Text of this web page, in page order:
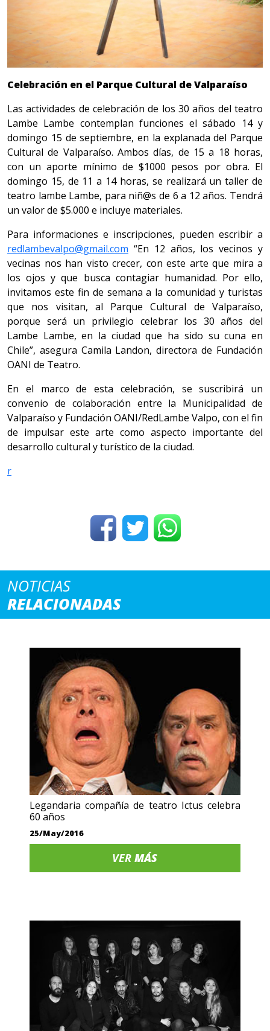
Celebración en el Parque Cultural de Valparaíso
Las actividades de celebración de los 30 años del teatro
Lambe Lambe contemplan funciones el sábado 14 y
domingo 15 de septiembre, en la explanada del Parque
Cultural de Valparaíso. Ambos días, de 15 a 18 horas,
con un aporte mínimo de $1000 pesos por obra. El
domingo 15, de 11 a 14 horas, se realizará un taller de
teatro lambe Lambe, para niñ@s de 6 a 12 años. Tendrá
un valor de $5.000 e incluye materiales.
Para informaciones e inscripciones, pueden escribir a
redlambevalpo@gmail.com “En 12 años, los vecinos y
vecinas nos han visto crecer, con este arte que mira a
los ojos y que busca contagiar humanidad. Por ello,
invitamos este fin de semana a la comunidad y turistas
que nos visitan, al Parque Cultural de Valparaíso,
porque será un privilegio celebrar los 30 años del
Lambe Lambe, en la ciudad que ha sido su cuna en
Chile”, asegura Camila Landon, directora de Fundación
OANI de Teatro.
En el marco de esta celebración, se suscribirá un
convenio de colaboración entre la Municipalidad de
Valparaíso y Fundación OANI/RedLambe Valpo, con el fin
de impulsar este arte como aspecto importante del
desarrollo cultural y turístico de la ciudad.
r
NOTICIAS
RELACIONADAS
Legandaria compañía de teatro Ictus celebra
60 años
25/May/2016
VERMÁS